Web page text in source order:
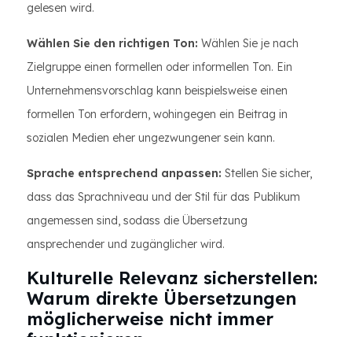
gelesen wird.
Wählen Sie den richtigen Ton: Wählen Sie je nach
Zielgruppe einen formellen oder informellen Ton. Ein
Unternehmensvorschlag kann beispielsweise einen
formellen Ton erfordern, wohingegen ein Beitrag in
sozialen Medien eher ungezwungener sein kann.
Sprache entsprechend anpassen: Stellen Sie sicher,
dass das Sprachniveau und der Stil für das Publikum
angemessen sind, sodass die Übersetzung
ansprechender und zugänglicher wird.
Kulturelle Relevanz sicherstellen:
Warum direkte Übersetzungen
möglicherweise nicht immer